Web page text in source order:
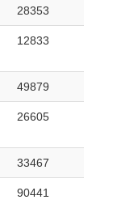
28353
12833
49879
26605
33467
90441